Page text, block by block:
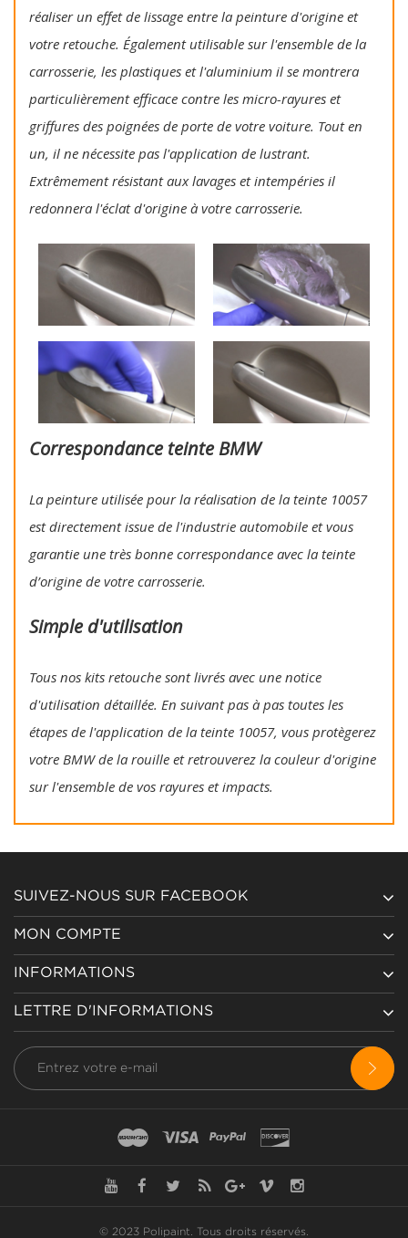
réaliser un effet de lissage entre la peinture d'origine et
votre retouche. Également utilisable sur l'ensemble de la
carrosserie, les plastiques et l'aluminium il se montrera
particulièrement efficace contre les micro-rayures et
griffures des poignées de porte de votre voiture. Tout en
un, il ne nécessite pas l'application de lustrant.
Extrêmement résistant aux lavages et intempéries il
redonnera l'éclat d'origine à votre carrosserie.
Correspondance teinte BMW
La peinture utilisée pour la réalisation de la teinte 10057
est directement issue de l'industrie automobile et vous
garantie une très bonne correspondance avec la teinte
d’origine de votre carrosserie.
Simple d'utilisation
Tous nos kits retouche sont livrés avec une notice
d'utilisation détaillée. En suivant pas à pas toutes les
étapes de l'application de la teinte 10057, vous protègerez
votre BMW de la rouille et retrouverez la couleur d'origine
sur l'ensemble de vos rayures et impacts.
SUIVEZ-NOUS SUR FACEBOOK
MON COMPTE
INFORMATIONS
LETTRE D'INFORMATIONS
© 2023 Polipaint. Tous droits réservés.